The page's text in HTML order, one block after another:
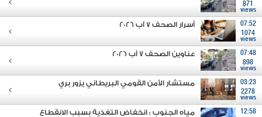
871
views
07:52
1074
views
أسرار الصحف 7 آب 2026
07:48
898
views
عناوين الصحف 7 آب 2026
03:23
2278
views
مستشار الأمن القومي البريطاني يزور بري
12:58
مياه الجنوب : انخفاض التغذية بسبب الانقطاع